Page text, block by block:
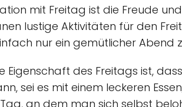
mit Freitag ist die Freude
lustige Aktivitäten für den
nur ein gemütlicher Abend
Eigenschaft des Freitags ist,
sei es mit einem leckeren
Tag, an dem man sich selbst